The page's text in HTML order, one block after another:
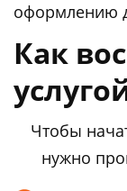
оформлению
Как
Чтобы
нужно